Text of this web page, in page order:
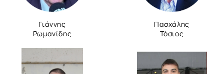
Γιάννης
Ρωμανίδης
Πασχάλης
Τόσιος